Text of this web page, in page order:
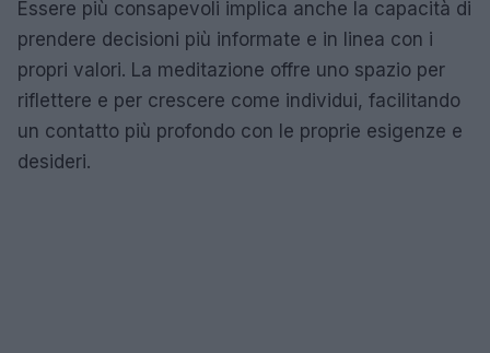
Essere più consapevoli implica anche la capacità di
prendere decisioni più informate e in linea con i
propri valori. La meditazione offre uno spazio per
riflettere e per crescere come individui, facilitando
un contatto più profondo con le proprie esigenze e
desideri.